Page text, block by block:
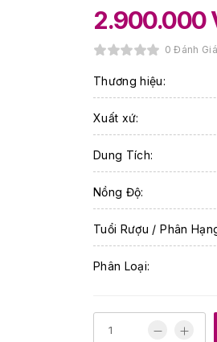
2.900.000
0 Đánh Giá
Thương hiệu:
Xuất xứ:
Dung Tích:
Nồng Độ:
Tuổi Rượu / Phân
Phân Loại: